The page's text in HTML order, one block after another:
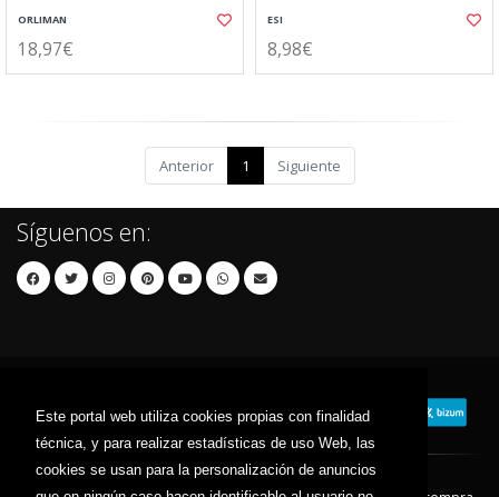
Este portal web utiliza cookies propias con finalidad
técnica, y para realizar estadísticas de uso Web, las
cookies se usan para la personalización de anuncios
ORLIMAN
18,97€
ESI
8,98€
Anterior 1 Siguiente
Síguenos en: